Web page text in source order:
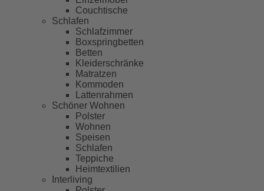
Couchtische
Schlafen
Schlafzimmer
Boxspringbetten
Betten
Kleiderschränke
Matratzen
Kommoden
Lattenrahmen
Schöner Wohnen
Polster
Wohnen
Speisen
Schlafen
Teppiche
Heimtextilien
Interliving